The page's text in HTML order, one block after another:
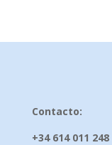
Contacto:
+34 614 011 248